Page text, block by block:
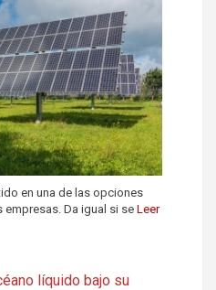
en una de las opciones
Da igual si se Leer
líquido bajo su